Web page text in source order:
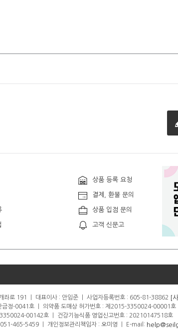
상품 등록 요청
결제, 환불 문의
상품 입점 문의
고객 신문고
좌로 191 대표이사 : 안임준 사업자등록번호 : 605-81-38862 [
금정-0041호
의약품 도매상 허가번호 : 제2015-3350024-00001호
3350024-00142호
건강기능식품 영업신고번호 : 20210147518호
051-465-5459 개인정보관리책임자 : 오미영 E-mail: